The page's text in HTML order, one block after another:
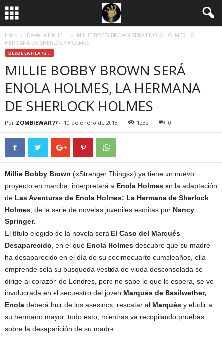
Inicio Desde la Fila 13...
MILLIE BOBBY BROWN SERÁ ENOLA HOLMES, LA
HERMANA DE SHERLOCK HOLMES
DESDE LA FILA 13...
MILLIE BOBBY BROWN SERÁ
ENOLA HOLMES, LA HERMANA
DE SHERLOCK HOLMES
Por ZOMBIEWAR77- 10 de enero de 2018 1232 0
Millie Bobby Brown («Stranger Things») ya tiene un nuevo
proyecto en marcha, interpretará a Enola Holmes en la adaptación
de Las Aventuras de Enola Holmes: La Hermana de Sherlock
Holmes , de la serie de novelas juveniles escritas por Nancy
Springer.
El título elegido de la novela será El Caso del Marqués
Desaparecido , en el que Enola Holmes descubre que su madre
ha desaparecido en el día de su decimocuarto cumpleaños, ella
emprende sola su búsqueda vestida de viuda desconsolada se
dirige al corazón de Londres, pero no sabe lo que le espera, se ve
involucrada en el secuestro del joven Marqués de Basilwether,
Enola deberá huir de los asesinos, rescatar al Marqués y eludir a
su hermano mayor, todo esto, mientras va recopilando pruebas
sobre la desaparición de su madre.